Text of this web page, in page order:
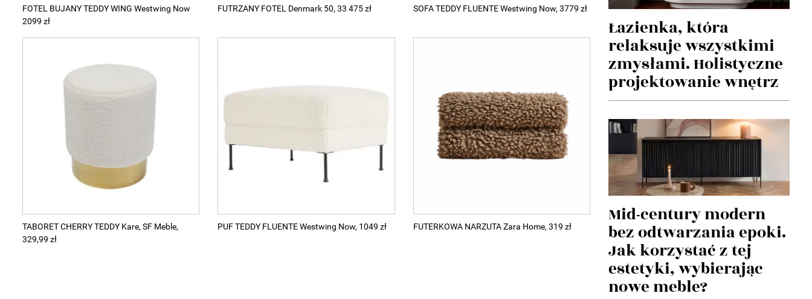
FOTEL BUJANY TEDDY WING Westwing Now
2099 zł
FUTRZANY FOTEL Denmark 50, 33 475 zł SOFA TEDDY FLUENTE Westwing Now, 3779 zł
TABORET CHERRY TEDDY Kare, SF Meble,
329,99 zł
PUF TEDDY FLUENTE Westwing Now, 1049 zł FUTERKOWA NARZUTA Zara Home, 319 zł
Łazienka, która
relaksuje wszystkimi
zmysłami. Holistyczne
projektowanie wnętrz
Mid-century modern
bez odtwarzania epoki.
Jak korzystać z tej
estetyki, wybierając
nowe meble?